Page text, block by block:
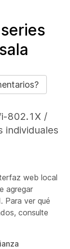
802.1X /
individuales
web local
agregar
Para ver qué
consulte